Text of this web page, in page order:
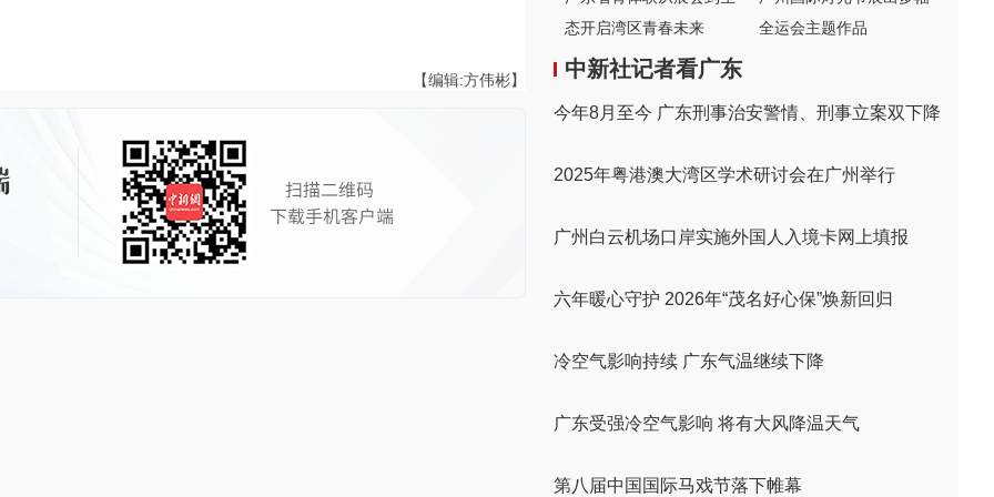
【编辑:方伟彬】
态开启湾区青春未来
全运会主题作品
中新社记者看广东
今年8月至今 广东刑事治安警情、刑事立案双下降
2025年粤港澳大湾区学术研讨会在广州举行
广州白云机场口岸实施外国人入境卡网上填报
六年暖心守护 2026年“茂名好心保”焕新回归
冷空气影响持续 广东气温继续下降
广东受强冷空气影响 将有大风降温天气
第八届中国国际马戏节落下帷幕